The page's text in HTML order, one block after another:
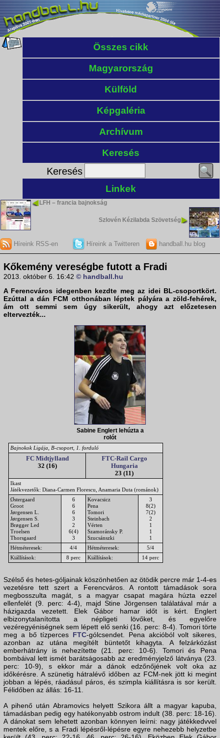
Összes cikk
Magyarország
Külföld
Képgaléria
Archívum
Keresés
Keresés
Linkek
LFH – francia bajnokság
Szlovén Kézilabda Szövetség
Híreink RSS-en Híreink a Twitteren handball.hu blog
Kőkemény vereségbe futott a Fradi
2013. október 6. 16:42 © handball.hu
A Ferencváros idegenben kezdte meg az idei BL-csoportkört.
Ezúttal a dán FCM otthonában léptek pályára a zöld-fehérek,
ám ott semmi sem úgy sikerült, ahogy azt előzetesen
eltervezték...
Sabine Englert lehúzta a
rolót
Bajnokok Ligája, B-csoport, 1. forduló
FC Midtjylland
32 (16)
FTC-Rail Cargo
Hungaria
23 (11)
Ikast
Játékvezetők: Diana-Carmen Florescu, Anamaria Duta (románok)
Østergaard
Groot
Jørgensen L.
Jørgensen S.
Brøgger Led
Troelsen
Thorsgaard
6
6
6
3
2
6(4)
3
Kovacsicz
Pena
Tomori
Steinbach
Vérten
Szamoránsky P.
Szucsánszki
3
8(2)
7(2)
2
1
1
1
Hétméteresek:
4/4 Hétméteresek:
5/4
Kiállítások:
8 perc Kiállítások: 14 perc
Szélső és hetes-góljainak köszönhetően az ötödik percre már 1-4-es
vezetésre tett szert a Ferencváros. A rontott támadások sora
megbosszulta magát, s a magyar csapat magára húzta ezzel
ellenfelét (9. perc: 4-4), majd Stine Jörgensen találatával már a
házigazda vezetett. Elek Gábor hamar időt is kért. Englert
elbizonytalanította a népligeti lövőket, és egyelőre
vezéregyéniségnek sem lépett elő senki (16. perc: 8-4). Tomori törte
meg a bő tízperces FTC-gólcsendet. Pena akcióból volt sikeres,
azonban az utána megítélt büntetőt kihagyta. A felzárkózást
emberhátrány is nehezítette (21. perc: 10-6). Tomori és Pena
bombáival lett ismét barátságosabb az eredményjelző látványa (23.
perc: 10-9), s ekkor már a dánok edzőnőjének volt oka az
időkérésre. A szünetig hátralévő időben az FCM-nek jött ki megint
jobban a lépés, ráadásul páros, és szimpla kiállításra is sor került.
Félidőben az állás: 16-11.
A pihenő után Abramovics helyett Szikora állt a magyar kapuba,
támadásban pedig egy hatékonyabb ostrom indult (38. perc: 18-16).
A dánokat sem lehetett azonban könnyen leírni: nagy játékkedvvel
mentek előre, s a Fradi lépésről-lépésre egyre nehezebb helyzetbe